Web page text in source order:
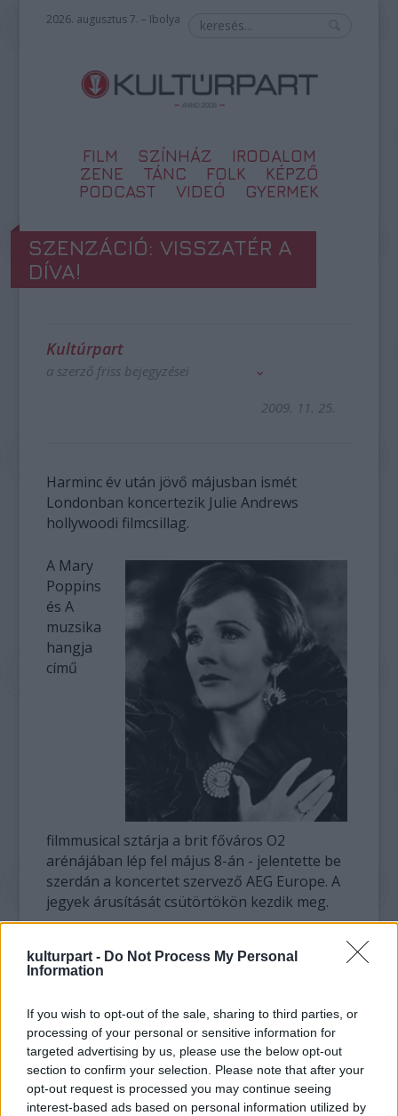
kulturpart - Do Not Process My Personal
Information
If you wish to opt-out of the sale, sharing to third parties, or
processing of your personal or sensitive information for
targeted advertising by us, please use the below opt-out
section to confirm your selection. Please note that after your
opt-out request is processed you may continue seeing
interest-based ads based on personal information utilized by
2026. augusztus 7. – Ibolya
FILM SZÍNHÁZ
IRODALOM
ZENE
TÁNC FOLK
KÉPZŐ
PODCAST
VIDEÓ GYERMEK
SZENZÁCIÓ: VISSZATÉR A
DÍVA!
Kultúrpart
a szerző friss bejegyzései
2009. 11. 25.
Harminc év után jövő májusban ismét
Londonban koncertezik Julie Andrews
hollywoodi filmcsillag.
A Mary
Poppins
és A
muzsika
hangja
című
filmmusical sztárja a brit főváros O2
arénájában lép fel május 8-án - jelentette be
szerdán a koncertet szervező AEG Europe. A
jegyek árusítását csütörtökön kezdik meg.
mekkora örömöt jelent neki, hogy ennyi év
"Rendkívül izgatott vagyok, hogy egy
vadonatúj munkát oszthatok meg a
közönséggel" - hangsúlyozta.